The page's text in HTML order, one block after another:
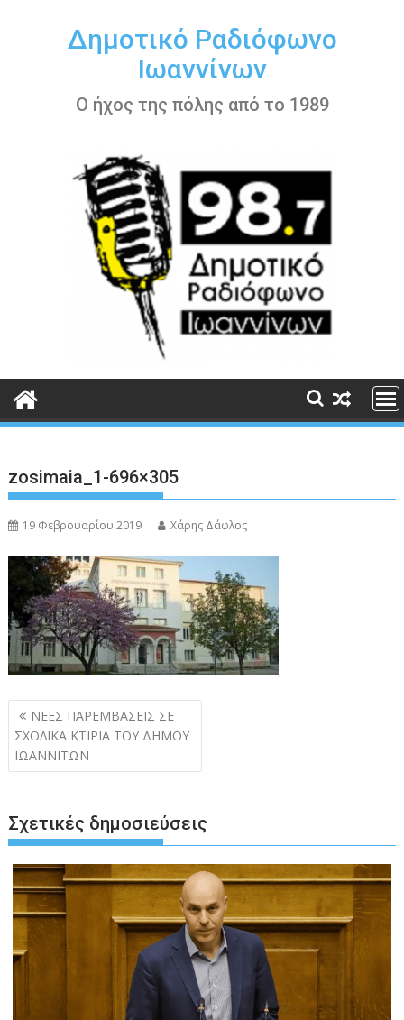
περιεχόμενοΔημοτικό Ραδιόφωνο
Ιωαννίνων
Ο ήχος της πόλης από το 1989
zosimaia_1-696×305
19 Φεβρουαρίου 2019 Χάρης Δάφλος
Πλοήγηση
άρθρων
ΝΕΕΣ ΠΑΡΕΜΒΑΣΕΙΣ ΣΕ
ΣΧΟΛΙΚΑ ΚΤΙΡΙΑ ΤΟΥ ΔΗΜΟΥ
ΙΩΑΝΝΙΤΩΝ
Σχετικές δημοσιεύσεις